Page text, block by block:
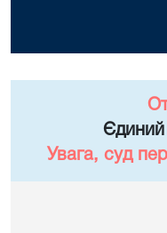
Єдиний
Увага, суд